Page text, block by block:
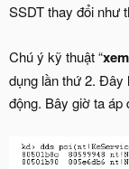
SSDT thay đổi như
Chú ý kỹ thuật “
dụng lần thứ 2. Đây
động. Bây giờ ta áp